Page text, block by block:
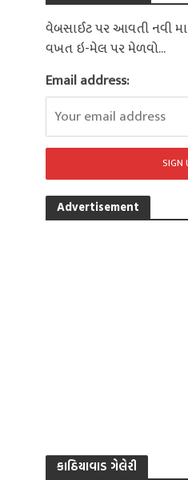
વેબસાઈટ પર આવતી નવી
વખત ઇ-મેલ પર મેળવો...
Email address:
Advertisement
કાઠિયાવાડ ગેલેરી